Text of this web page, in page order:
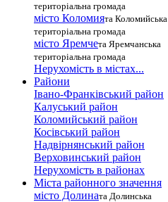
територіальна громада
місто Коломията Коломийська
територіальна громада
місто Яремчета Яремчанська
територіальна громада
Нерухомість в містах...
Райони
Івано-Франківський район
Калуський район
Коломийський район
Косівський район
Надвірнянський район
Верховинський район
Нерухомість в районах
Міста районного значення
місто Долината Долинська